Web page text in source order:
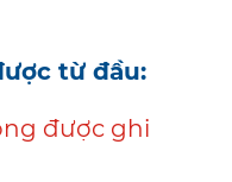
từ đầu:
được ghi